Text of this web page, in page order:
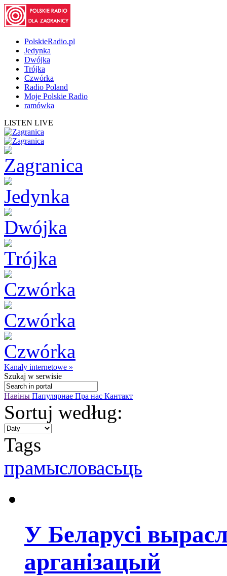
PolskieRadio.pl
Jedynka
Dwójka
Trójka
Czwórka
Radio Poland
Moje Polskie Radio
ramówka
LISTEN LIVE
Kanały internetowe »
Szukaj w serwisie
Навіны Папулярнае Пра нас Кантакт
Sortuj według:
Tags
прамысловасьць
У Беларусі
арганізацый